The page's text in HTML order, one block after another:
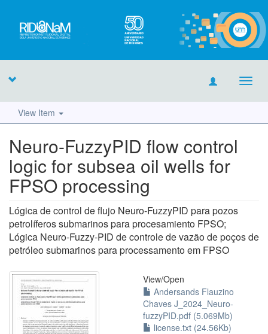
View Item
Neuro-FuzzyPID flow control
logic for subsea oil wells for
FPSO processing
Lógica de control de flujo Neuro-FuzzyPID para pozos
petrolíferos submarinos para procesamiento FPSO;
Lógica Neuro-Fuzzy-PID de controle de vazão de poços de
petróleo submarinos para processamento em FPSO
View/Open
Andersands Flauzino
Chaves J_2024_Neuro-
fuzzyPID.pdf (5.069Mb)
license.txt (24.56Kb)